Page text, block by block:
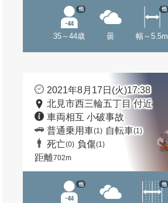
35～44歳
他
曇 幅～5.5m
他
2021年8月17日(火)17:38
北見市西三輪五丁目 付近
車両相互 小破事故
普通乗用車(1) 自転車(1)
死亡(0) 負傷(1)
距離702m
他 他